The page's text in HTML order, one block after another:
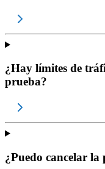
¿Hay límites de
prueba?
¿Puedo cancelar